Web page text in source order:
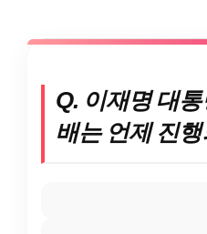
Q. 이재명 대
배는 언제 진